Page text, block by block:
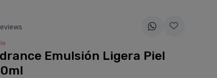
Emulsión Ligera Piel